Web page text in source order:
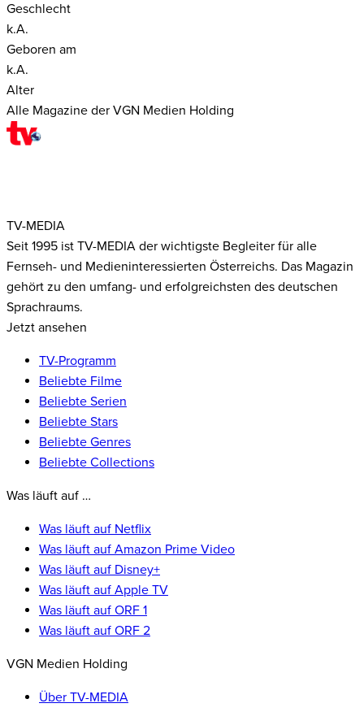
Geschlecht
k.A.
Geboren am
k.A.
Alter
Alle Magazine der VGN Medien Holding
TV-MEDIA
Seit 1995 ist TV-MEDIA der wichtigste Begleiter für alle
Fernseh- und Medieninteressierten Österreichs. Das Magazin
gehört zu den umfang- und erfolgreichsten des deutschen
Sprachraums.
Jetzt ansehen
TV-Programm
Beliebte Filme
Beliebte Serien
Beliebte Stars
Beliebte Genres
Beliebte Collections
Was läuft auf …
Was läuft auf Netflix
Was läuft auf Amazon Prime Video
Was läuft auf Disney+
Was läuft auf Apple TV
Was läuft auf ORF 1
Was läuft auf ORF 2
VGN Medien Holding
Über TV-MEDIA